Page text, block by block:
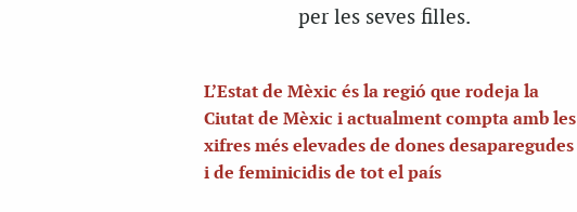
per les seves filles.
L’Estat de Mèxic és la regió que rodeja la
Ciutat de Mèxic i actualment compta amb les
xifres més elevades de dones desaparegudes
i de feminicidis de tot el país